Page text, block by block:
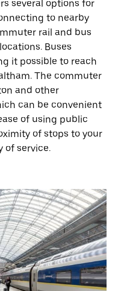
several options for
to nearby
rail and bus
Buses
it possible to reach
The commuter
and other
can be convenient
of using public
of stops to your
of service.